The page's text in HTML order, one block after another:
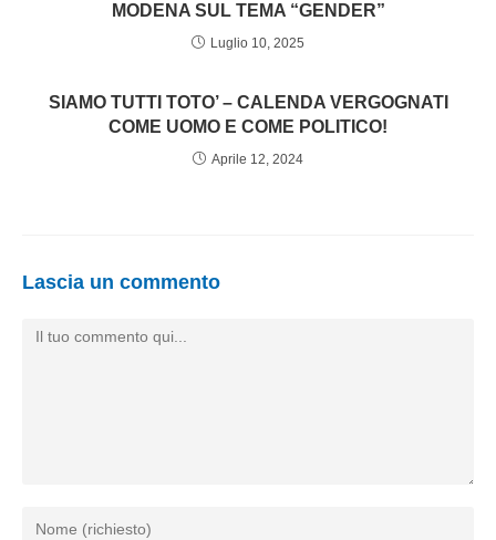
MODENA SUL TEMA “GENDER”
Luglio 10, 2025
SIAMO TUTTI TOTO’ – CALENDA VERGOGNATI
COME UOMO E COME POLITICO!
Aprile 12, 2024
Lascia un commento